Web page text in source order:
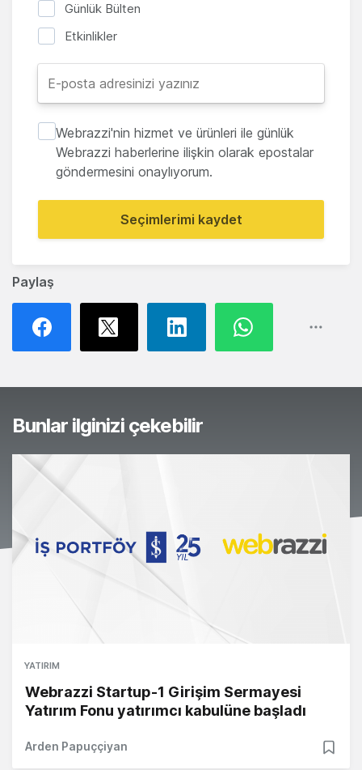
Paylaş
Günlük Bülten
Etkinlikler
Webrazzi'nin hizmet ve ürünleri ile günlük
Webrazzi haberlerine ilişkin olarak epostalar
göndermesini onaylıyorum.
Seçimlerimi kaydet
Bunlar ilginizi çekebilir
YATIRIM
Webrazzi Startup-1 Girişim Sermayesi
Yatırım Fonu yatırımcı kabulüne başladı
Arden Papuççiyan